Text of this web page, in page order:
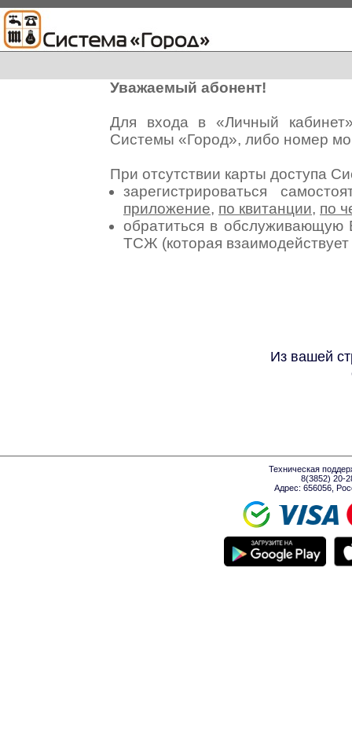
Уважаемый абонент!
Для входа в «Личный
Системы «Город», либо номер
При отсутствии карты доступа
зарегистрироваться
приложение, по квитанции, по
обратиться в
ТСЖ (которая
Из вашей
Техническая
8(3852) 20-
Адрес: 656056,